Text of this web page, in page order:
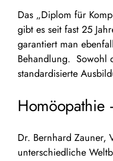
Das „Diplom für
gibt es seit fast 25
garantiert man
Behandlung. Sowohl
standardisierte
Homöopathie
Dr. Bernhard Zauner,
unterschiedliche